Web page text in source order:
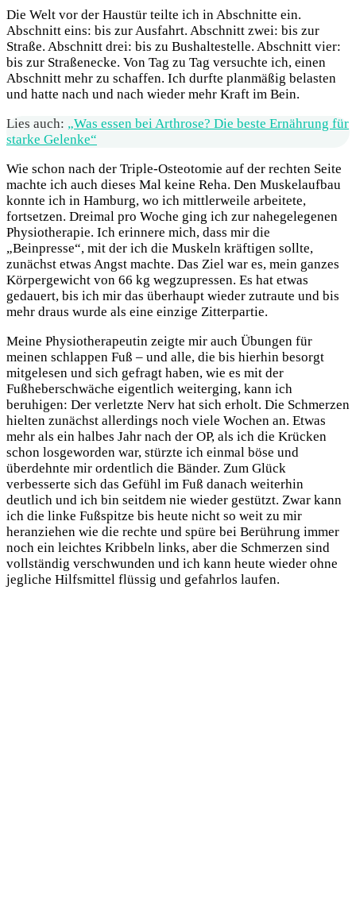
Die Welt vor der Haustür teilte ich in Abschnitte ein.
Abschnitt eins: bis zur Ausfahrt. Abschnitt zwei: bis zur
Straße. Abschnitt drei: bis zu Bushaltestelle. Abschnitt vier:
bis zur Straßenecke. Von Tag zu Tag versuchte ich, einen
Abschnitt mehr zu schaffen. Ich durfte planmäßig belasten
und hatte nach und nach wieder mehr Kraft im Bein.
Lies auch: „Was essen bei Arthrose? Die beste Ernährung für
starke Gelenke“
Wie schon nach der Triple-Osteotomie auf der rechten Seite
machte ich auch dieses Mal keine Reha. Den Muskelaufbau
konnte ich in Hamburg, wo ich mittlerweile arbeitete,
fortsetzen. Dreimal pro Woche ging ich zur nahegelegenen
Physiotherapie. Ich erinnere mich, dass mir die
„Beinpresse“, mit der ich die Muskeln kräftigen sollte,
zunächst etwas Angst machte. Das Ziel war es, mein ganzes
Körpergewicht von 66 kg wegzupressen. Es hat etwas
gedauert, bis ich mir das überhaupt wieder zutraute und bis
mehr draus wurde als eine einzige Zitterpartie.
Meine Physiotherapeutin zeigte mir auch Übungen für
meinen schlappen Fuß – und alle, die bis hierhin besorgt
mitgelesen und sich gefragt haben, wie es mit der
Fußheberschwäche eigentlich weiterging, kann ich
beruhigen: Der verletzte Nerv hat sich erholt. Die Schmerzen
hielten zunächst allerdings noch viele Wochen an. Etwas
mehr als ein halbes Jahr nach der OP, als ich die Krücken
schon losgeworden war, stürzte ich einmal böse und
überdehnte mir ordentlich die Bänder. Zum Glück
verbesserte sich das Gefühl im Fuß danach weiterhin
deutlich und ich bin seitdem nie wieder gestützt. Zwar kann
ich die linke Fußspitze bis heute nicht so weit zu mir
heranziehen wie die rechte und spüre bei Berührung immer
noch ein leichtes Kribbeln links, aber die Schmerzen sind
vollständig verschwunden und ich kann heute wieder ohne
jegliche Hilfsmittel flüssig und gefahrlos laufen.